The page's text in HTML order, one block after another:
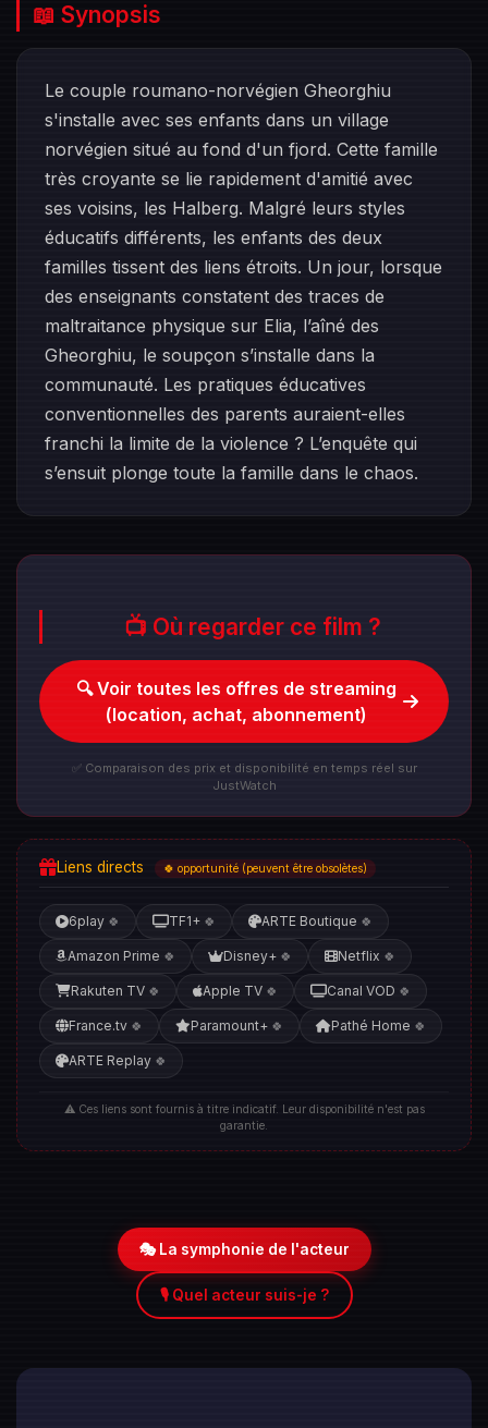
📖 Synopsis
Le couple roumano-norvégien Gheorghiu
s'installe avec ses enfants dans un village
norvégien situé au fond d'un fjord. Cette famille
très croyante se lie rapidement d'amitié avec
ses voisins, les Halberg. Malgré leurs styles
éducatifs différents, les enfants des deux
familles tissent des liens étroits. Un jour, lorsque
des enseignants constatent des traces de
maltraitance physique sur Elia, l’aîné des
Gheorghiu, le soupçon s’installe dans la
communauté. Les pratiques éducatives
conventionnelles des parents auraient-elles
franchi la limite de la violence ? L’enquête qui
s’ensuit plonge toute la famille dans le chaos.
📺 Où regarder ce film ?
🔍 Voir toutes les offres de streaming
(location, achat, abonnement)
✅ Comparaison des prix et disponibilité en temps réel sur
JustWatch
Liens directs 🍀 opportunité (peuvent être obsolètes)
6play 🍀 TF1+ 🍀 ARTE Boutique 🍀
Amazon Prime 🍀 Disney+ 🍀 Netflix 🍀
Rakuten TV 🍀 Apple TV 🍀 Canal VOD 🍀
France.tv 🍀 Paramount+ 🍀 Pathé Home 🍀
ARTE Replay 🍀
⚠️ Ces liens sont fournis à titre indicatif. Leur disponibilité n'est pas
garantie.
🎭 La symphonie de l'acteur
🎙️ Quel acteur suis-je ?